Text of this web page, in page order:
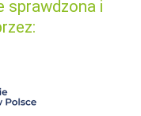
sprawdzona i